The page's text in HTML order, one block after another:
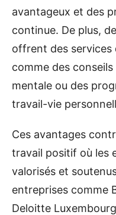
avantageux et des
continue. De plus,
offrent des services
comme des
mentale ou des
travail-vie
Ces avantages
travail positif où les
valorisés et
entreprises comme
Deloitte